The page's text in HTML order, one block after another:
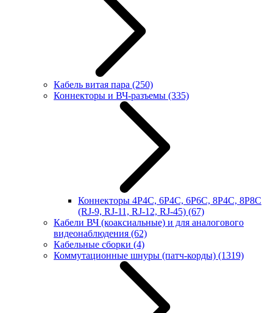
Кабель витая пара (250)
Коннекторы и ВЧ-разъемы (335)
Коннекторы 4P4C, 6P4C, 6P6C, 8P4C, 8P8C
(RJ-9, RJ-11, RJ-12, RJ-45) (67)
Кабели ВЧ (коаксиальные) и для аналогового
видеонаблюдения (62)
Кабельные сборки (4)
Коммутационные шнуры (патч-корды) (1319)